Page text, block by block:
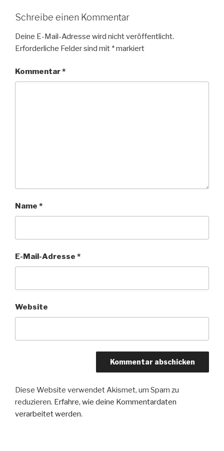
Schreibe einen Kommentar
Deine E-Mail-Adresse wird nicht veröffentlicht.
Erforderliche Felder sind mit *markiert
Kommentar*
Name *
E-Mail-Adresse *
Website
Diese Website verwendet Akismet, um Spam zu
reduzieren. Erfahre, wie deine Kommentardaten
verarbeitet werden.